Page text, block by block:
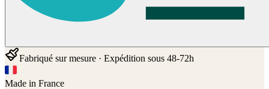
Fabriqué sur mesure · Expédition sous 48-72h
Made in France